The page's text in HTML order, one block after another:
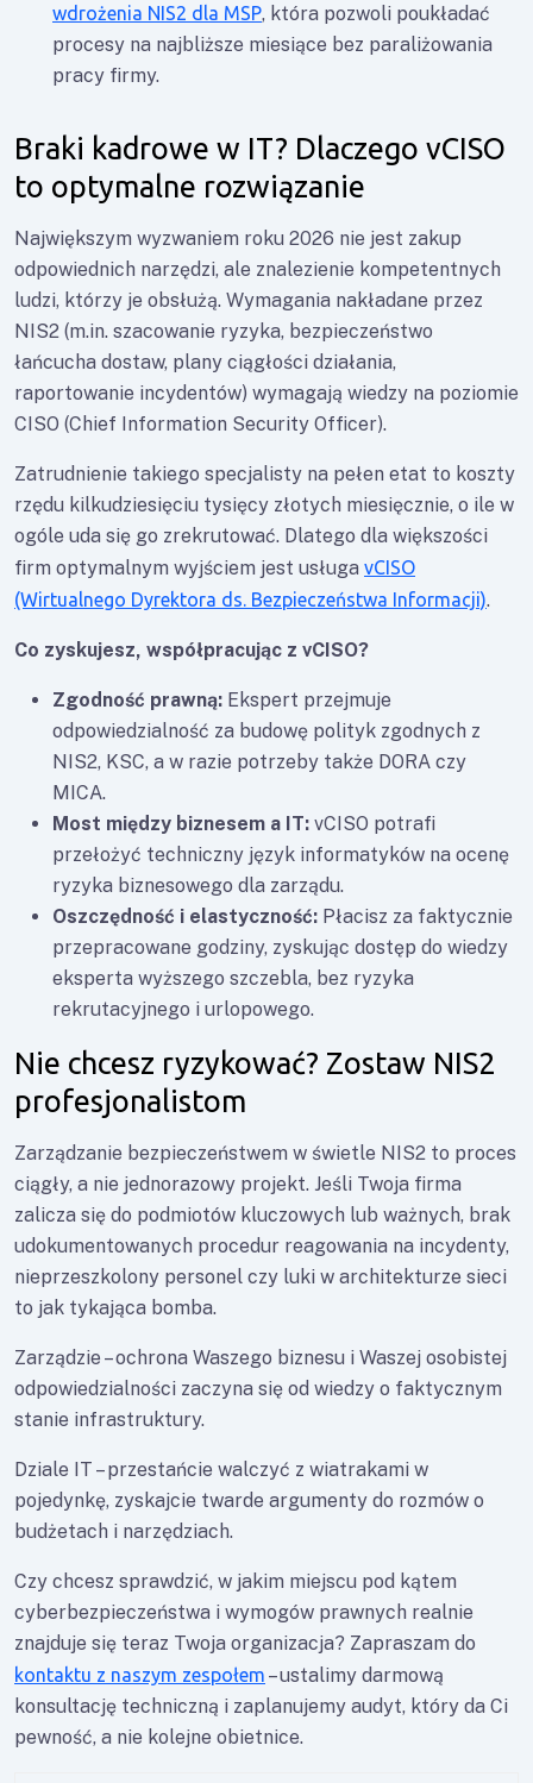
wdrożenia NIS2 dla MSP, która pozwoli poukładać
procesy na najbliższe miesiące bez paraliżowania
pracy firmy.
Braki kadrowe w IT? Dlaczego vCISO
to optymalne rozwiązanie
Największym wyzwaniem roku 2026 nie jest zakup
odpowiednich narzędzi, ale znalezienie kompetentnych
ludzi, którzy je obsłużą. Wymagania nakładane przez
NIS2 (m.in. szacowanie ryzyka, bezpieczeństwo
łańcucha dostaw, plany ciągłości działania,
raportowanie incydentów) wymagają wiedzy na poziomie
CISO (Chief Information Security Officer).
Zatrudnienie takiego specjalisty na pełen etat to koszty
rzędu kilkudziesięciu tysięcy złotych miesięcznie, o ile w
ogóle uda się go zrekrutować. Dlatego dla większości
firm optymalnym wyjściem jest usługa vCISO
(Wirtualnego Dyrektora ds. Bezpieczeństwa Informacji).
Co zyskujesz, współpracując z vCISO?
Zgodność prawną: Ekspert przejmuje
odpowiedzialność za budowę polityk zgodnych z
NIS2, KSC, a w razie potrzeby także DORA czy
MICA.
Most między biznesem a IT: vCISO potrafi
przełożyć techniczny język informatyków na ocenę
ryzyka biznesowego dla zarządu.
Oszczędność i elastyczność: Płacisz za faktycznie
przepracowane godziny, zyskując dostęp do wiedzy
eksperta wyższego szczebla, bez ryzyka
rekrutacyjnego i urlopowego.
Nie chcesz ryzykować? Zostaw NIS2
profesjonalistom
Zarządzanie bezpieczeństwem w świetle NIS2 to proces
ciągły, a nie jednorazowy projekt. Jeśli Twoja firma
zalicza się do podmiotów kluczowych lub ważnych, brak
udokumentowanych procedur reagowania na incydenty,
nieprzeszkolony personel czy luki w architekturze sieci
to jak tykająca bomba.
Zarządzie – ochrona Waszego biznesu i Waszej osobistej
odpowiedzialności zaczyna się od wiedzy o faktycznym
stanie infrastruktury.
Dziale IT – przestańcie walczyć z wiatrakami w
pojedynkę, zyskajcie twarde argumenty do rozmów o
budżetach i narzędziach.
Czy chcesz sprawdzić, w jakim miejscu pod kątem
cyberbezpieczeństwa i wymogów prawnych realnie
znajduje się teraz Twoja organizacja? Zapraszam do
kontaktu z naszym zespołem – ustalimy darmową
konsultację techniczną i zaplanujemy audyt, który da Ci
pewność, a nie kolejne obietnice.